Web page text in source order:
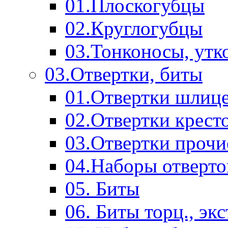
01.Плоскогубцы
02.Круглогубцы
03.Тонконосы,
03.Отвертки, биты
01.Отвертки
02.Отвертки
03.Отвертки
04.Наборы
05. Биты
06. Биты торц.,